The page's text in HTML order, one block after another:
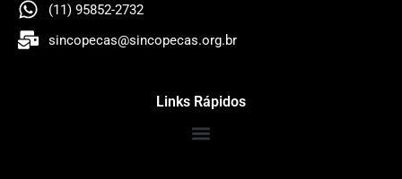
(11) 95852-2732
sincopecas@sincopecas.org.br
Links Rápidos